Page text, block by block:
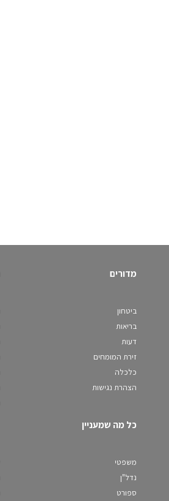
מדורים
ביטחון
בריאות
דעות
זירת המומחים
כלכלה
הצהרת נגישות
כל מה שמעניין
משפטי
נדל"ן
ספורט